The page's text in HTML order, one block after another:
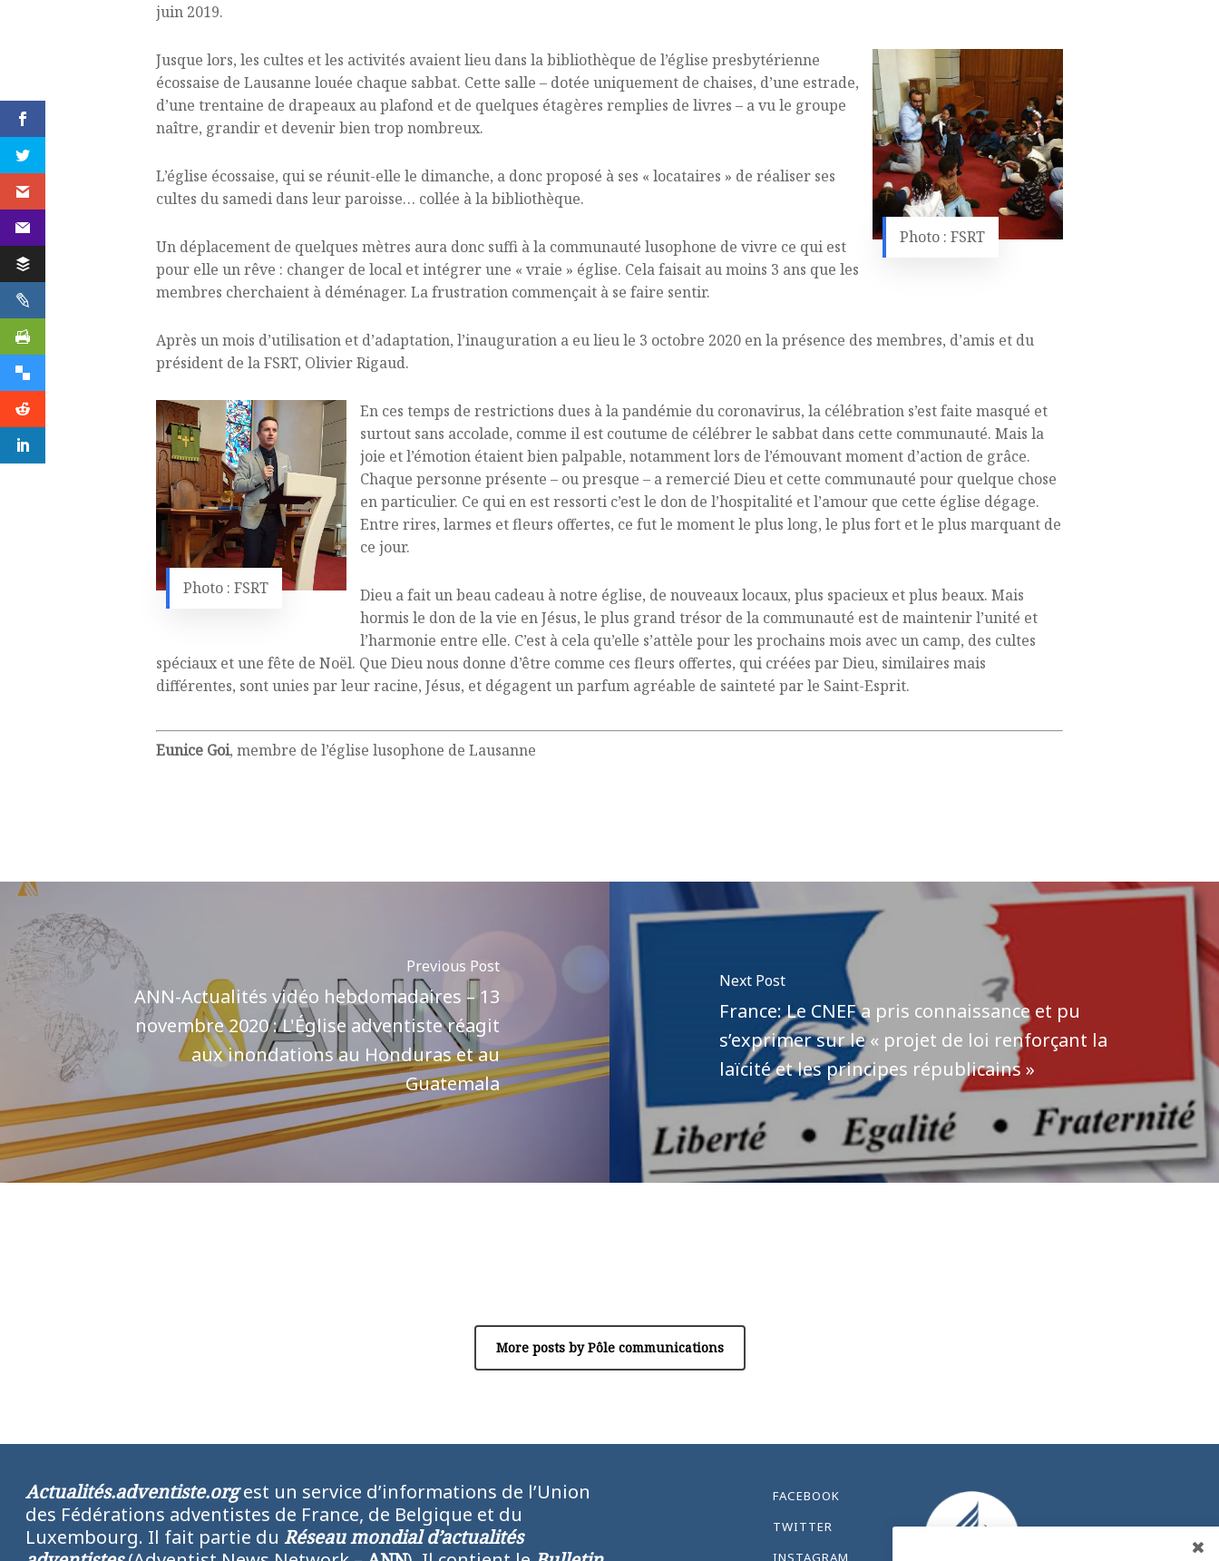
juin 2019.
Photo : FSRT
Jusque lors, les cultes et les activités avaient lieu dans la bibliothèque de l’église presbytérienne
écossaise de Lausanne louée chaque sabbat. Cette salle – dotée uniquement de chaises, d’une estrade,
d’une trentaine de drapeaux au plafond et de quelques étagères remplies de livres – a vu le groupe
naître, grandir et devenir bien trop nombreux.
L’église écossaise, qui se réunit-elle le dimanche, a donc proposé à ses « locataires » de réaliser ses
cultes du samedi dans leur paroisse… collée à la bibliothèque.
Un déplacement de quelques mètres aura donc suffi à la communauté lusophone de vivre ce qui est
pour elle un rêve : changer de local et intégrer une « vraie » église. Cela faisait au moins 3 ans que les
membres cherchaient à déménager. La frustration commençait à se faire sentir.
Après un mois d’utilisation et d’adaptation, l’inauguration a eu lieu le 3 octobre 2020 en la présence des membres, d’amis et du
président de la FSRT, Olivier Rigaud.
Photo : FSRT
En ces temps de restrictions dues à la pandémie du coronavirus, la célébration s’est faite masqué et
surtout sans accolade, comme il est coutume de célébrer le sabbat dans cette communauté. Mais la
joie et l’émotion étaient bien palpable, notamment lors de l’émouvant moment d’action de grâce.
Chaque personne présente – ou presque – a remercié Dieu et cette communauté pour quelque chose
en particulier. Ce qui en est ressorti c’est le don de l’hospitalité et l’amour que cette église dégage.
Entre rires, larmes et fleurs offertes, ce fut le moment le plus long, le plus fort et le plus marquant de
ce jour.
Dieu a fait un beau cadeau à notre église, de nouveaux locaux, plus spacieux et plus beaux. Mais
hormis le don de la vie en Jésus, le plus grand trésor de la communauté est de maintenir l’unité et
l’harmonie entre elle. C’est à cela qu’elle s’attèle pour les prochains mois avec un camp, des cultes
spéciaux et une fête de Noël. Que Dieu nous donne d’être comme ces fleurs offertes, qui créées par Dieu, similaires mais
différentes, sont unies par leur racine, Jésus, et dégagent un parfum agréable de sainteté par le Saint-Esprit.
Eunice Goi, membre de l’église lusophone de Lausanne
Previous Post
ANN-Actualités vidéo hebdomadaires – 13
novembre 2020 : L'Église adventiste réagit
aux inondations au Honduras et au
Guatemala
Next Post
France: Le CNEF a pris connaissance et pu
s’exprimer sur le « projet de loi renforçant la
laïcité et les principes républicains »
More posts by Pôle communications
Actualités.adventiste.orgest un service d’informations de l’Union
des Fédérations adventistes de France, de Belgique et du
Luxembourg. Il fait partie du Réseau mondial d’actualités
FACEBOOK
TWITTER
INSTAGRAM